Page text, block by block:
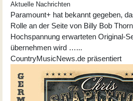
Aktuelle Nachrichten
Paramount+ hat bekannt gegeben,
Rolle an der Seite von Billy Bob
Hochspannung erwarteten Original-
übernehmen wird …...
CountryMusicNews.de präsentiert